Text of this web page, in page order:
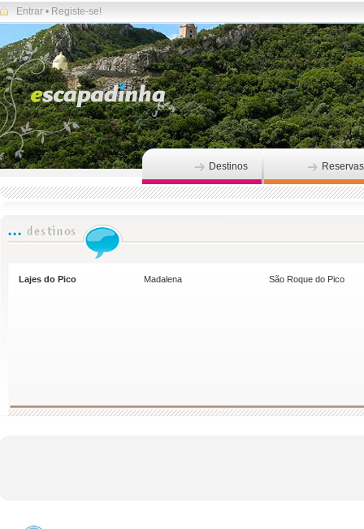
Entrar • Registe-se!
Destinos Reservas
Lajes do Pico Madalena São Roque do Pico